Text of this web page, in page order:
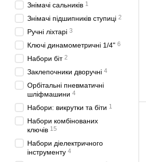
Знімачі сальників 1
Знімачі підшипників ступиці 2
Ручні ліхтарі 3
Ключі динамометричні 1/4" 6
Набори біт 2
Заклепочники дворучні 4
Орбітальні пневматичні
шліфмашини 4
Набори: викрутки та біти 1
Набори комбінованих
ключів 15
Набори діелектричного
інструменту 4